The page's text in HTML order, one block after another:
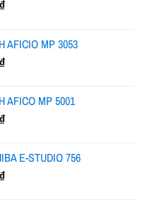
₫Giá
là:
24.500.000 ₫.
AFICIO MP 3053
₫Giá
là:
19.000.000 ₫.
AFICO MP 5001
₫Giá
là:
23.000.000 ₫.
E-STUDIO 756
₫Giá